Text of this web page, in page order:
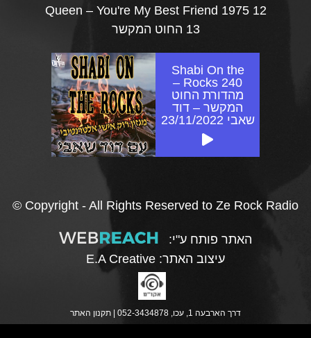
12 Queen – You're My Best Friend 1975
13 החוט המקשר
Shabi On the
Rocks 240 –
מהדורת החוט
המקשר – דוד
שאבי 23/11/2022
© Copyright - All Rights Reserved to Ze Rock Radio
האתר פותח ע"י:
עיצוב האתר: E.A Creative
דרך הארבעה 1, עכו, 052-3434878 | תקנון האתר